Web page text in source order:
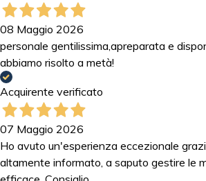
08 Maggio 2026
personale gentilissima,apreparata e
abbiamo risolto a metà!
Acquirente verificato
07 Maggio 2026
Ho avuto un'esperienza eccezionale
altamente informato, a saputo gestire le